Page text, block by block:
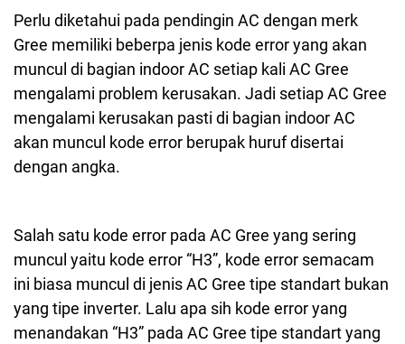
Perlu diketahui pada pendingin AC dengan merk
Gree memiliki beberpa jenis kode error yang akan
muncul di bagian indoor AC setiap kali AC Gree
mengalami problem kerusakan. Jadi setiap AC Gree
mengalami kerusakan pasti di bagian indoor AC
akan muncul kode error berupak huruf disertai
dengan angka.
Salah satu kode error pada AC Gree yang sering
muncul yaitu kode error “H3”, kode error semacam
ini biasa muncul di jenis AC Gree tipe standart bukan
yang tipe inverter. Lalu apa sih kode error yang
menandakan “H3” pada AC Gree tipe standart yang